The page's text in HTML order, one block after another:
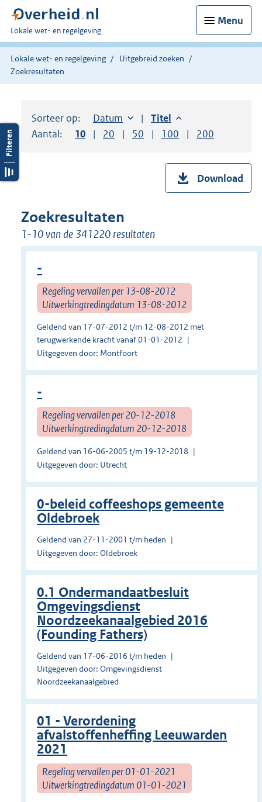
Menu
U
bent
hier:
Lokale wet- en regelgeving
Lokale wet- en regelgeving
Uitgebreid zoeken
Zoekresultaten
Sorteer op: Sorteer op:
Datum aflopendSorteer op:
Titel aflopend
Aantal:
Toon
10 resultaten per pagina
Toon
20 resultaten per pagina
Toon
50 resultaten per pagina
Toon
100 resultaten per
Toon
200
Download
Zoekresultaten
1-10 van de 341220 resultaten
-
Regeling vervallen per 13-08-2012
Uitwerkingtredingdatum 13-08-2012
Geldend van 17-07-2012 t/m 12-08-2012 met
terugwerkende kracht vanaf 01-01-2012
Uitgegeven door: Montfoort
-
Regeling vervallen per 20-12-2018
Uitwerkingtredingdatum 20-12-2018
Geldend van 16-06-2005 t/m 19-12-2018
Uitgegeven door: Utrecht
0-beleid coffeeshops gemeente
Oldebroek
Geldend van 27-11-2001 t/m heden
Uitgegeven door: Oldebroek
0.1 Ondermandaatbesluit
Omgevingsdienst
Noordzeekanaalgebied 2016
(Founding Fathers)
Geldend van 17-06-2016 t/m heden
Uitgegeven door: Omgevingsdienst
Noordzeekanaalgebied
01 - Verordening
afvalstoffenheffing Leeuwarden
2021
Regeling vervallen per 01-01-2021
Uitwerkingtredingdatum 01-01-2021